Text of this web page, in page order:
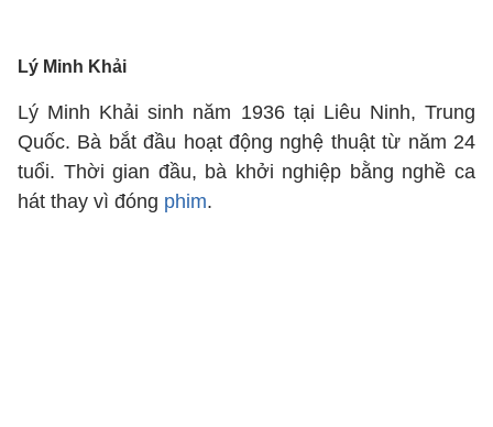
Lý Minh Khải
Lý Minh Khải sinh năm 1936 tại Liêu Ninh, Trung
Quốc. Bà bắt đầu hoạt động nghệ thuật từ năm 24
tuổi. Thời gian đầu, bà khởi nghiệp bằng nghề ca
hát thay vì đóng phim.